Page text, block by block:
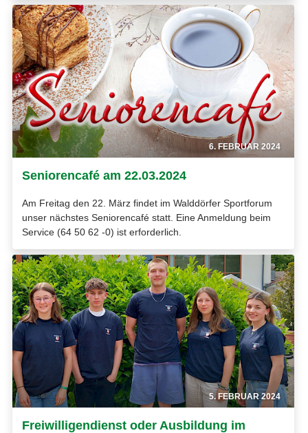
6. FEBRUAR 2024
Seniorencafé am 22.03.2024
Am Freitag den 22. März findet im Walddörfer Sportforum
unser nächstes Seniorencafé statt. Eine Anmeldung beim
Service (64 50 62 -0) ist erforderlich.
5. FEBRUAR 2024
Freiwilligendienst oder Ausbildung im